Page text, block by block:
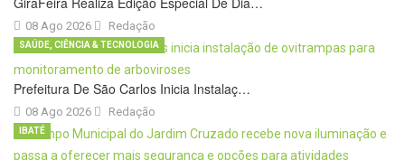
08 Ago 2026 Redação
Prefeitura De São Carlos Inicia Instalaç…
08 Ago 2026
SAÚDE, CIÊNCIA & TECNOLOGIA
Redação
IBATÉ